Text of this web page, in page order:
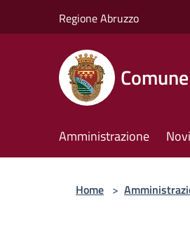
Regione Abruzzo
Amministrazione
Home >